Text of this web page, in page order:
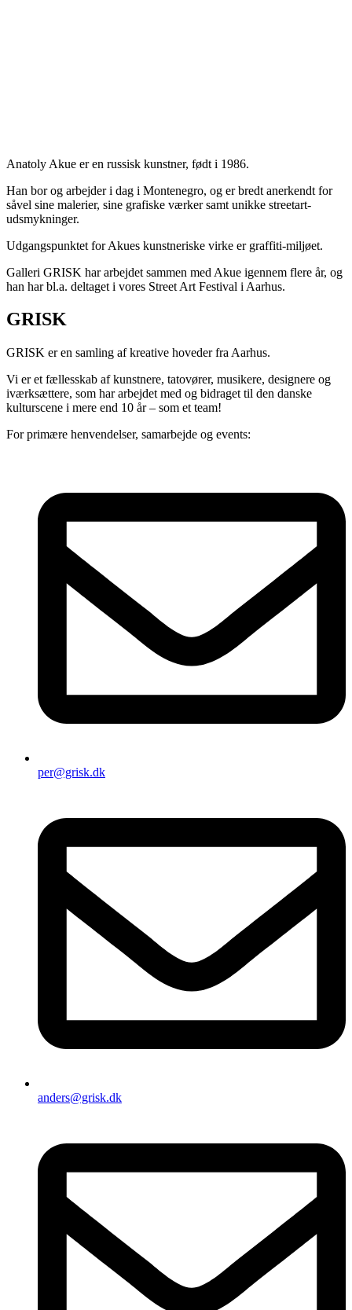
Anatoly Akue er en russisk kunstner, født i 1986.
Han bor og arbejder i dag i Montenegro, og er bredt anerkendt for
såvel sine malerier, sine grafiske værker samt unikke streetart-
udsmykninger.
Udgangspunktet for Akues kunstneriske virke er graffiti-miljøet.
Galleri GRISK har arbejdet sammen med Akue igennem flere år, og
han har bl.a. deltaget i vores Street Art Festival i Aarhus.
GRISK
GRISK er en samling af kreative hoveder fra Aarhus.
Vi er et fællesskab af kunstnere, tatovører, musikere, designere og
iværksættere, som har arbejdet med og bidraget til den danske
kulturscene i mere end 10 år – som et team!
For primære henvendelser, samarbejde og events:
per@grisk.dk
anders@grisk.dk